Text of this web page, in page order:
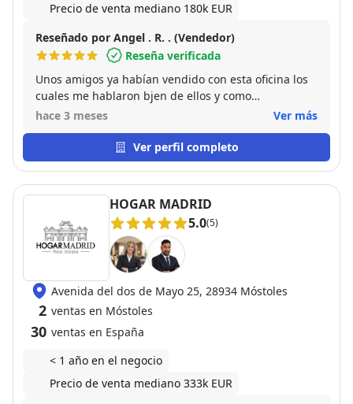
Precio de venta mediano 180k EUR
Reseñado por Angel . R. . (Vendedor)
Reseña verificada
Unos amigos ya habían vendido con esta oficina los
cuales me hablaron bjen de ellos y como
trabajaban,tuve la suerte de que me atendiera
amable.Me explicó con claridad todos los pasos a
seguir durante la venta del piso y que él se
resolvería.Gracias a su ayuda, todo el proceso fue
mucho más sencillo de lo que esperaba. Muy atento
en todo momento. Sin duda, una experiencia muy
buena.
hace 3 meses Ver más
Ver perfil completo
HOGAR MADRID
5.0(5)
Avenida del dos de Mayo 25, 28934 Móstoles
2 ventas en Móstoles
30 ventas en España
< 1 año en el negocio
Precio de venta mediano 333k EUR